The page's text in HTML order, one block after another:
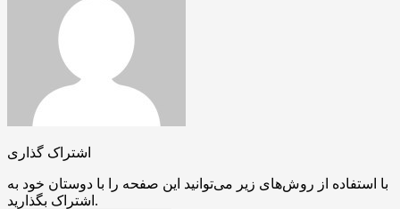
اشتراک گذاری
با استفاده از روش‌های زیر می‌توانید این صفحه را با دوستان خود به
اشتراک بگذارید.